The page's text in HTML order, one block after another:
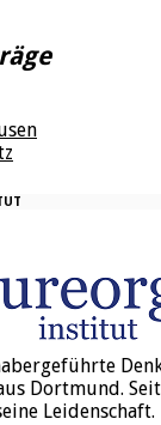
Dortmund.
Leidenschaft.